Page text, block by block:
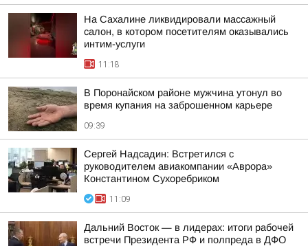
На Сахалине ликвидировали массажный
салон, в котором посетителям оказывались
интим-услуги
11:18
В Поронайском районе мужчина утонул во
время купания на заброшенном карьере
09:39
Сергей Надсадин: Встретился с
руководителем авиакомпании «Аврора»
Константином Сухоребриком
11:09
Дальний Восток — в лидерах: итоги рабочей
встречи Президента РФ и полпреда в ДФО